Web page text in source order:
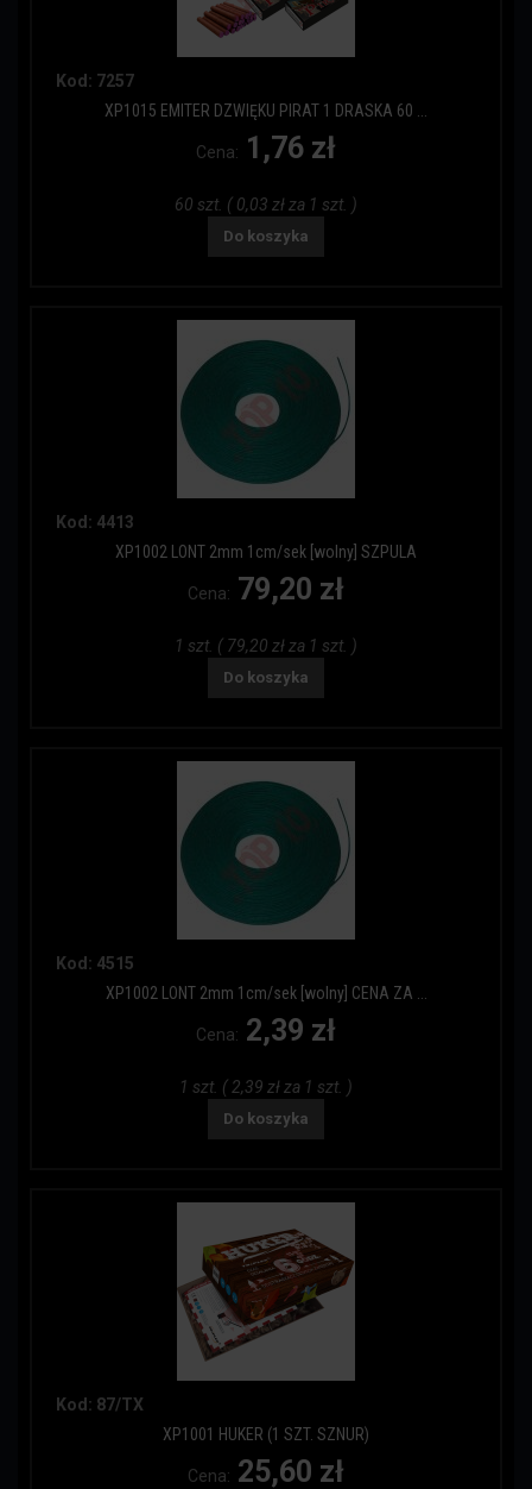
Kod: 7257
XP1015 EMITER DZWIĘKU PIRAT 1 DRASKA 60 ...
Cena: 1,76 zł
60 szt. ( 0,03 zł za 1 szt. )
Do koszyka
Kod: 4413
XP1002 LONT 2mm 1cm/sek [wolny] SZPULA
Cena: 79,20 zł
1 szt. ( 79,20 zł za 1 szt. )
Do koszyka
Kod: 4515
XP1002 LONT 2mm 1cm/sek [wolny] CENA ZA ...
Cena: 2,39 zł
1 szt. ( 2,39 zł za 1 szt. )
Do koszyka
Kod: 87/TX
XP1001 HUKER (1 SZT. SZNUR)
Cena: 25,60 zł